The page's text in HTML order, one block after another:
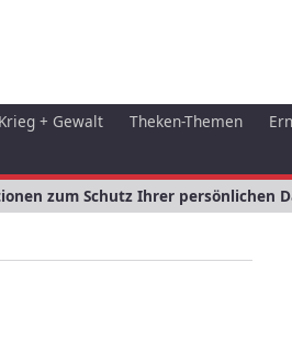
Krieg + Gewalt Theken-Themen
zum Schutz Ihrer persönlichen